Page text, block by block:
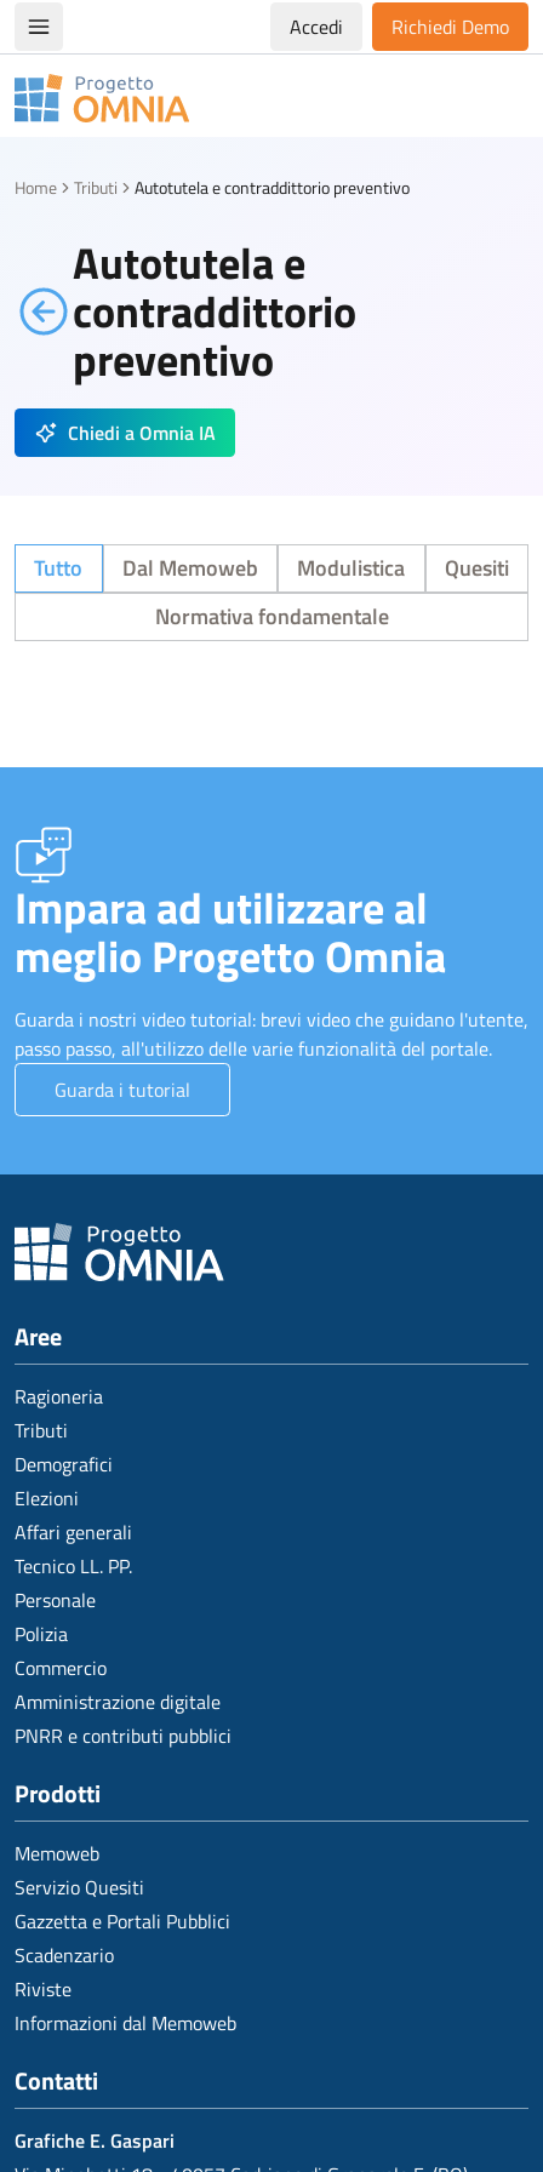
Apri/chiudi menù di navigazioneAccedi Richiedi Demo
Progetto Omnia
Home Tributi Autotutela e contraddittorio preventivo
Autotutela e
contraddittorio
preventivo
Chiedi a Omnia IA
Tutto Dal Memoweb Modulistica
Quesiti
Normativa fondamentale
Impara ad utilizzare al
meglio Progetto Omnia
Guarda i nostri video tutorial: brevi video che guidano l'utente,
passo passo, all'utilizzo delle varie funzionalità del portale.
Guarda i tutorial
Aree
Ragioneria
Tributi
Demografici
Elezioni
Affari generali
Tecnico LL. PP.
Personale
Polizia
Commercio
Amministrazione digitale
PNRR e contributi pubblici
Prodotti
Memoweb
Servizio Quesiti
Gazzetta e Portali Pubblici
Scadenzario
Riviste
Informazioni dal Memoweb
Contatti
Grafiche E. Gaspari